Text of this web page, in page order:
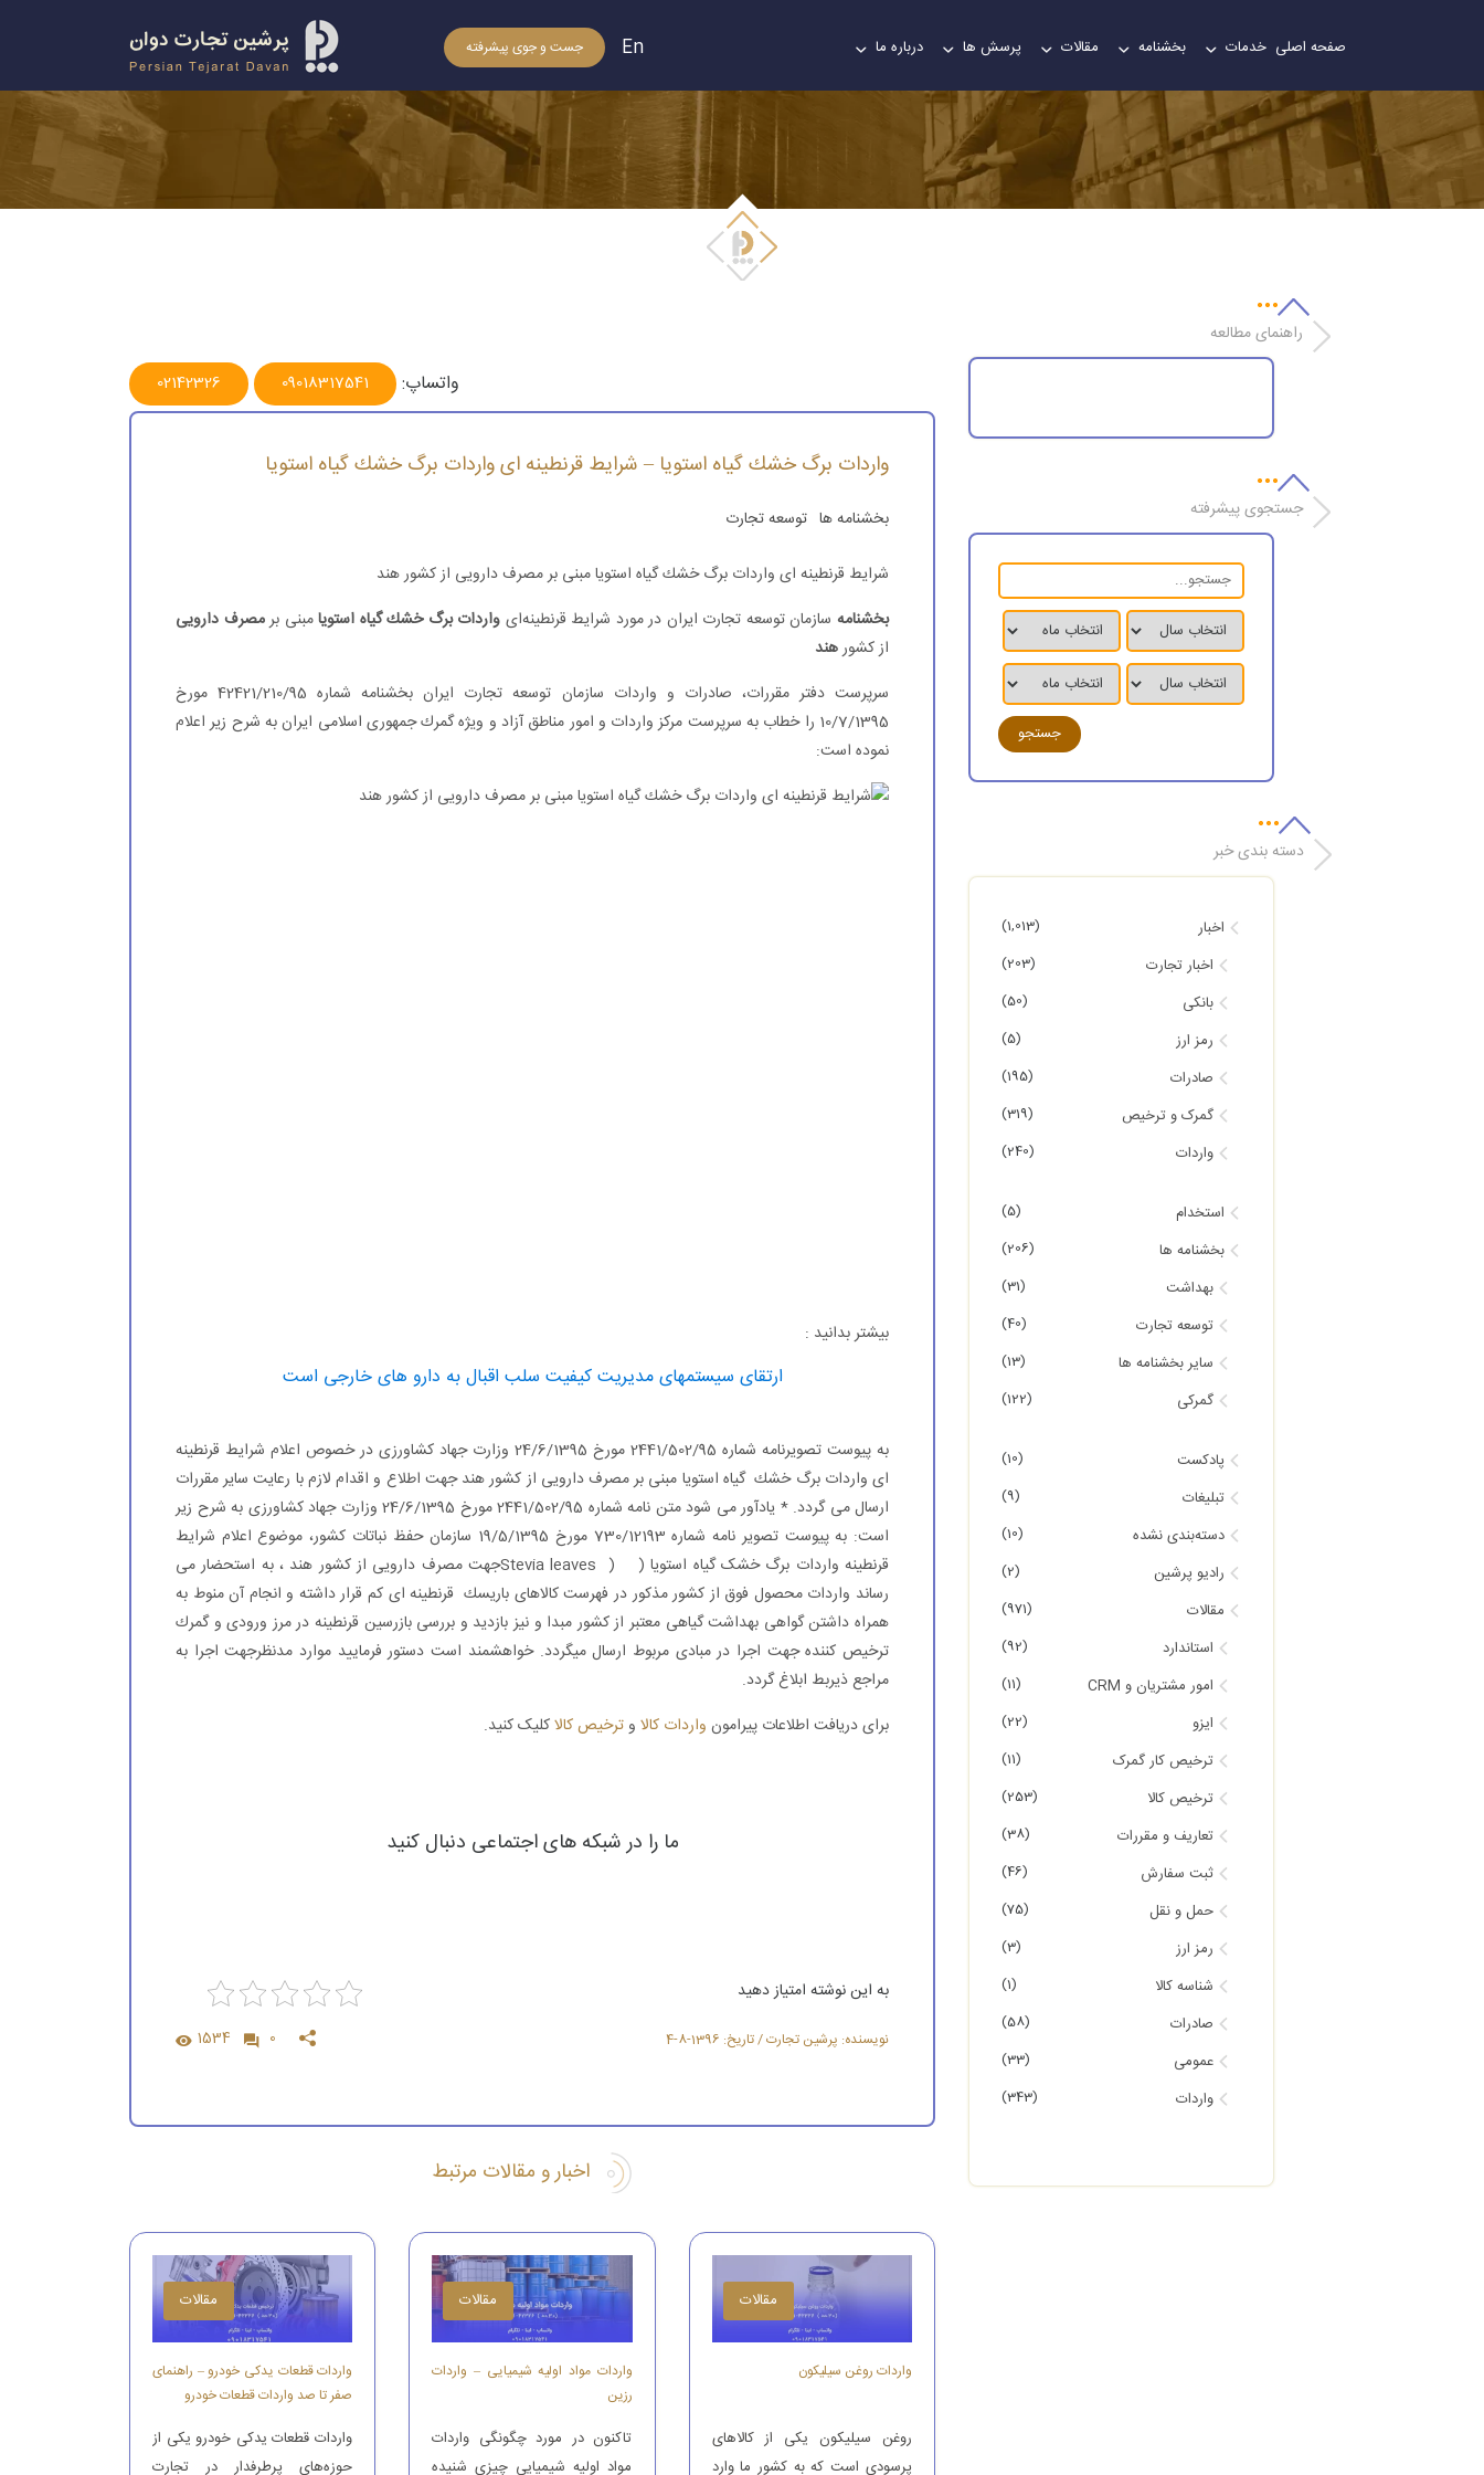
صفحه اصلی خدمات بخشنامه مقالات پرسش ها درباره ما جست و جوی پیشرفته En
واردات برگ خشك گیاه استویا – شرایط قرنطینه ای واردات برگ خشك گیاه استویا
واتساپ: 09018317541
02142326
واردات برگ خشك گیاه استویا – شرایط قرنطینه ای واردات برگ خشك گیاه استویا
بخشنامه ها توسعه تجارت
شرایط قرنطینه ای واردات برگ خشك گیاه استویا مبنی بر مصرف دارویی از كشور هند
بخشنامهسازمان توسعه تجارت ایران در مورد شرایط قرنطینه‌ای واردات برگ خشك گیاه استویامبنی برمصرف دارویی
از كشورهند
سرپرست دفتر مقررات، صادرات و واردات سازمان توسعه تجارت ایران بخشنامه شماره 42421/210/95 مورخ
10/7/1395 را خطاب به سرپرست مركز واردات و امور مناطق آزاد و ویژه گمرك جمهوری اسلامی ایران به شرح زیر اعلام
نموده است:
بیشتر بدانید :
ارتقای سیستمهای مدیریت كیفیت سلب اقبال به دارو های خارجی است
به پیوست تصویرنامه شماره 2441/502/95 مورخ 24/6/1395 وزارت جهاد كشاورزی در خصوص اعلام شرایط قرنطینه
ای واردات برگ خشك گیاه استویا مبنی بر مصرف دارویی از كشور هند جهت اطلاع و اقدام لازم با رعایت سایر مقررات
ارسال می گردد. * یادآور می شود متن نامه شماره 2441/502/95 مورخ 24/6/1395 وزارت جهاد كشاورزی به شرح زیر
است: به پیوست تصویر نامه شماره 730/12193 مورخ 19/5/1395 سازمان حفظ نباتات كشور، موضوع اعلام شرایط
قرنطینه واردات برگ خشک گیاه استویا ( ( Stevia leavesجهت مصرف دارویی از كشور هند ، به استحضار می
رساند واردات محصول فوق از كشور مذكور در فهرست كالاهای باریسك قرنطینه ای كم قرار داشته و انجام آن منوط به
همراه داشتن گواهی بهداشت گیاهی معتبر از كشور مبدا و نیز بازدید و بررسی بازرسین قرنطینه در مرز ورودی و گمرك
ترخیص كننده جهت اجرا در مبادی مربوط ارسال میگردد. خواهشمند است دستور فرمایید موارد مدنظرجهت اجرا به
مراجع ذیربط ابلاغ گردد.
برای دریافت اطلاعات پیرامون واردات کالا وترخیص کالاکلیک کنید.
ما را در شبکه های اجتماعی دنبال کنید
به این نوشته امتیاز دهید
نویسنده: پرشین تجارت / تاریخ: 1396-8-4 0
1534
اخبار و مقالات مرتبط
مقالات
واردات روغن سیلیکون
روغن سیلیکون یکی از کالاهای
پرسودی است که به کشور ما وارد
مقالات
واردات مواد اولیه شیمیایی – واردات
رزین
تاکنون در مورد چگونگی واردات
مواد اولیه شیمیایی چیزی شنیده
مقالات
واردات قطعات یدکی خودرو – راهنمای
صفر تا صد واردات قطعات خودرو
واردات قطعات یدکی خودرو یکی از
حوزه‌های پرطرفدار در تجارت
راهنمای مطالعه
جستجوی پیشرفته
دسته بندی خبر
اخبار (1,013)
اخبار تجارت (203)
بانکی (50)
رمز ارز (5)
صادرات (195)
گمرک و ترخیص (319)
واردات (240)
استخدام (5)
بخشنامه ها (206)
بهداشت (31)
توسعه تجارت (40)
سایر بخشنامه ها (13)
گمرکی (122)
پادکست (10)
تبلیغات (9)
دسته‌بندی نشده (10)
رادیو پرشین (2)
مقالات (971)
استاندارد (92)
امور مشتریان و CRM (11)
ایزو (22)
ترخیص کار گمرک (11)
ترخیص کالا (253)
تعاریف و مقررات (38)
ثبت سفارش (46)
حمل و نقل (75)
رمز ارز (3)
شناسه کالا (1)
صادرات (58)
عمومی (33)
واردات (343)